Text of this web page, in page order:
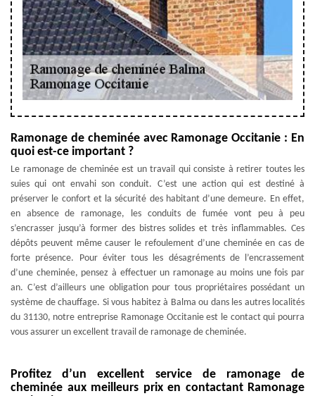
Ramonage de cheminée avec Ramonage Occitanie : En
quoi est-ce important ?
Le ramonage de cheminée est un travail qui consiste à retirer toutes les
suies qui ont envahi son conduit. C’est une action qui est destiné à
préserver le confort et la sécurité des habitant d’une demeure. En effet,
en absence de ramonage, les conduits de fumée vont peu à peu
s’encrasser jusqu’à former des bistres solides et très inflammables. Ces
dépôts peuvent même causer le refoulement d’une cheminée en cas de
forte présence. Pour éviter tous les désagréments de l’encrassement
d’une cheminée, pensez à effectuer un ramonage au moins une fois par
an. C’est d’ailleurs une obligation pour tous propriétaires possédant un
système de chauffage. Si vous habitez à Balma ou dans les autres localités
du 31130, notre entreprise Ramonage Occitanie est le contact qui pourra
vous assurer un excellent travail de ramonage de cheminée.
Profitez d’un excellent service de ramonage de
cheminée aux meilleurs prix en contactant Ramonage